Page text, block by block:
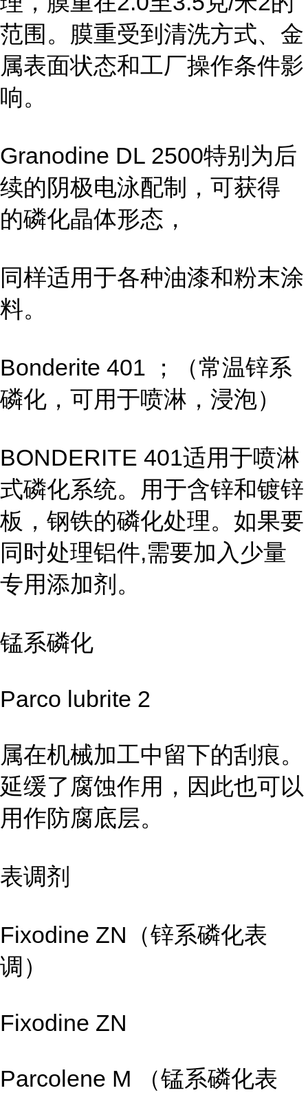
范围。膜重受到清洗方式、金
属表面状态和工厂操作条件影
响。
Granodine DL 2500特别为后
续的阴极电泳配制，可获得
的磷化晶体形态，
同样适用于各种油漆和粉末涂
料。
Bonderite 401 ；（常温锌系
磷化，可用于喷淋，浸泡）
BONDERITE 401适用于喷淋
式磷化系统。用于含锌和镀锌
板，钢铁的磷化处理。如果要
同时处理铝件,需要加入少量
专用添加剂。
锰系磷化
Parco lubrite 2
属在机械加工中留下的刮痕。
延缓了腐蚀作用，因此也可以
用作防腐底层。
表调剂
Fixodine ZN（锌系磷化表
调）
Fixodine ZN
Parcolene M （锰系磷化表